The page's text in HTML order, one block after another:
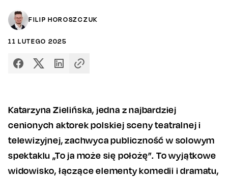
FILIP HOROSZCZUK
11 LUTEGO 2025
Katarzyna Zielińska, jedna z najbardziej
cenionych aktorek polskiej sceny teatralnej i
telewizyjnej, zachwyca publiczność w solowym
spektaklu „To ja może się położę”. To wyjątkowe
widowisko, łączące elementy komedii i dramatu,